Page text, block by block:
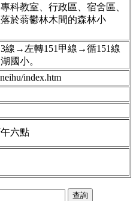
科教室、行政區、宿舍區、
於蓊鬱林木間的森林小
線→左轉151甲線→循151線
國小。
index.htm
六點